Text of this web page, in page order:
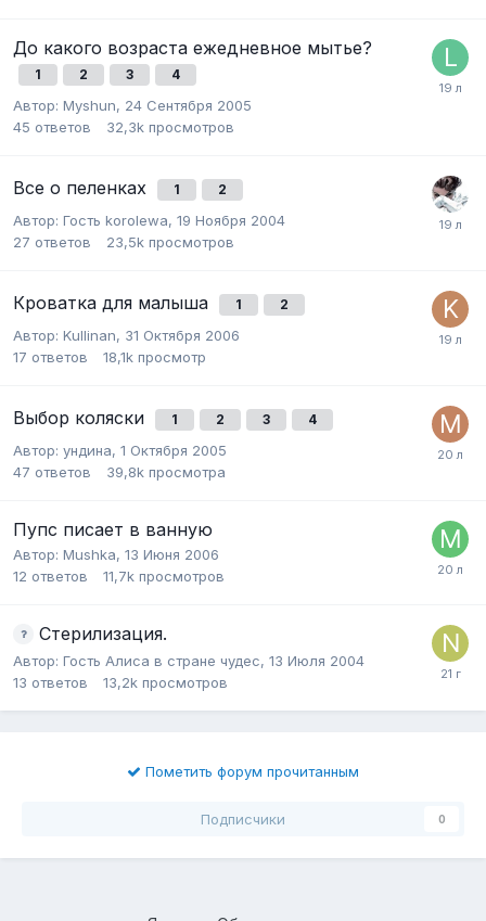
До какого возраста ежедневное мытье?
1 2 3 4
Автор: Myshun, 24 Сентября 2005
45 ответов 32,3k просмотров
Все о пеленках 1 2
Автор: Гость korolewa, 19 Ноября 2004
27 ответов 23,5k просмотров
Кроватка для малыша 1 2
Автор: Kullinan, 31 Октября 2006
17 ответов 18,1k просмотр
Выбор коляски 1 2 3 4
Автор: ундина, 1 Октября 2005
47 ответов 39,8k просмотра
Пупс писает в ванную
Автор: Mushka, 13 Июня 2006
12 ответов 11,7k просмотров
Стерилизация.
Автор: Гость Алиса в стране чудес, 13 Июля 2004
13 ответов 13,2k просмотров
Пометить форум прочитанным
Подписчики 0